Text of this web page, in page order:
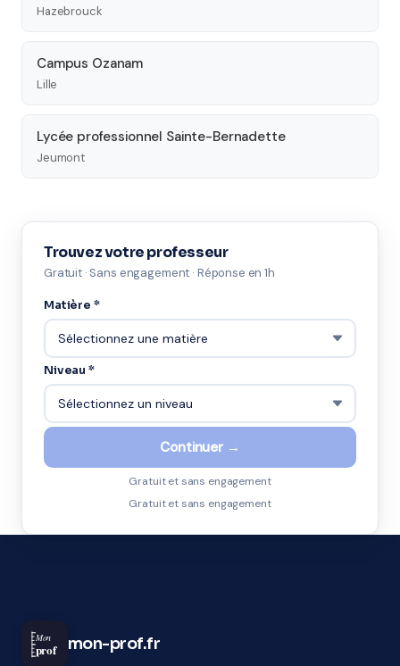
Hazebrouck
Campus Ozanam
Lille
Lycée professionnel Sainte-Bernadette
Jeumont
Trouvez votre professeur
Gratuit · Sans engagement · Réponse en 1h
Matière *
Niveau *
Continuer →
Gratuit et sans engagement
Gratuit et sans engagement
Mon
prof mon-prof.fr